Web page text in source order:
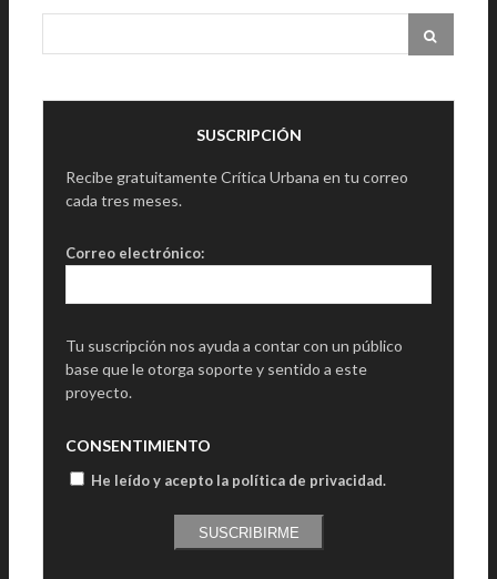
SUSCRIPCIÓN
Recibe gratuitamente Crítica Urbana en tu correo
cada tres meses.
Correo electrónico:
Tu suscripción nos ayuda a contar con un público
base que le otorga soporte y sentido a este
proyecto.
CONSENTIMIENTO
He leído y acepto la política de privacidad.
SUSCRIBIRME